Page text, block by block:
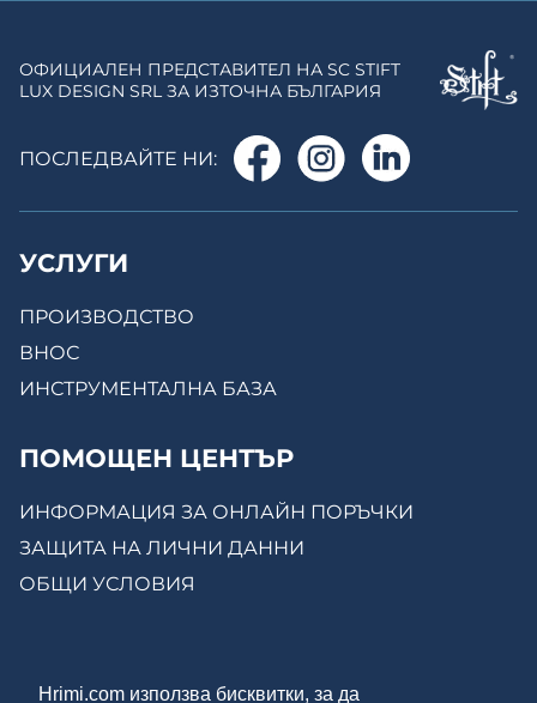
Hrimi.com използва бисквитки, за да
ОФИЦИАЛЕН ПРЕДСТАВИТЕЛ НА SC STIFT
LUX DESIGN SRL ЗА ИЗТОЧНА БЪЛГАРИЯ
ПОСЛЕДВАЙТЕ НИ:
УСЛУГИ
ПРОИЗВОДСТВО
ВНОС
ИНСТРУМЕНТАЛНА БАЗА
ПОМОЩЕН ЦЕНТЪР
ИНФОРМАЦИЯ ЗА ОНЛАЙН ПОРЪЧКИ
ЗАЩИТА НА ЛИЧНИ ДАННИ
ОБЩИ УСЛОВИЯ